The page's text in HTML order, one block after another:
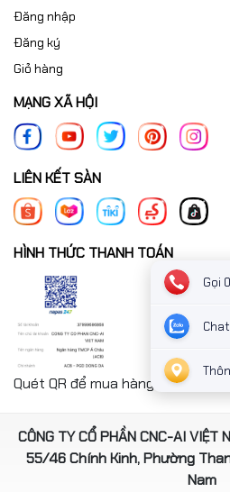
Đăng nhập
Đăng ký
Giỏ hàng
MẠNG XÃ HỘI
LIÊN KẾT SÀN
HÌNH THỨC THANH TOÁN
Quét QR để mua hàng nhanh
CÔNG TY CỔ PHẦN CNC-AI
55/46 Chính Kinh, Phường
Nam
Gọi